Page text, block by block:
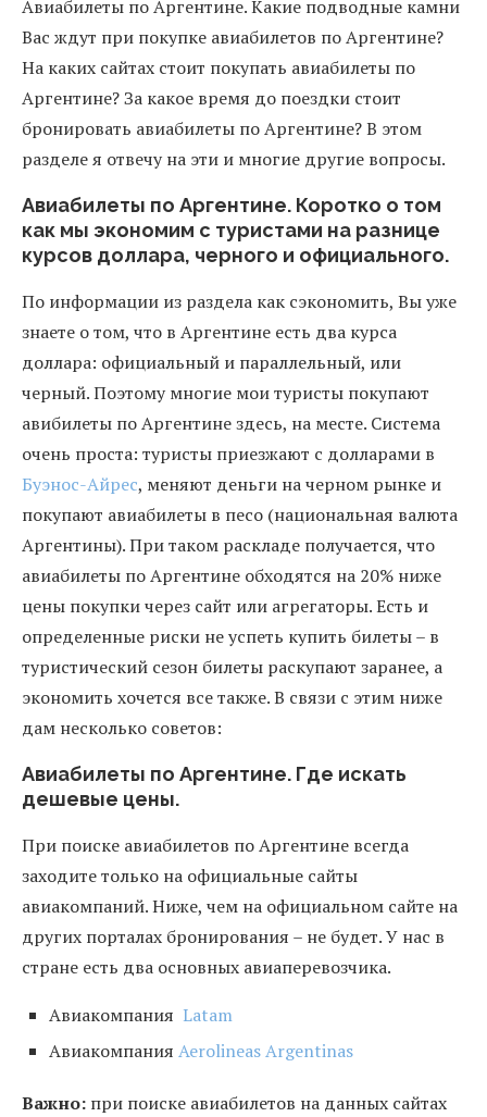
Авиабилеты по Аргентине. Какие подводные камни
Вас ждут при покупке авиабилетов по Аргентине?
На каких сайтах стоит покупать авиабилеты по
Аргентине? За какое время до поездки стоит
бронировать авиабилеты по Аргентине? В этом
разделе я отвечу на эти и многие другие вопросы.
Авиабилеты по Аргентине. Коротко о том
как мы экономим с туристами на разнице
курсов доллара, черного и официального.
По информации из раздела как сэкономить, Вы уже
знаете о том, что в Аргентине есть два курса
доллара: официальный и параллельный, или
черный. Поэтому многие мои туристы покупают
авибилеты по Аргентине здесь, на месте. Система
очень проста: туристы приезжают с долларами в
Буэнос-Айрес, меняют деньги на черном рынке и
покупают авиабилеты в песо (национальная валюта
Аргентины). При таком раскладе получается, что
авиабилеты по Аргентине обходятся на 20% ниже
цены покупки через сайт или агрегаторы. Есть и
определенные риски не успеть купить билеты – в
туристический сезон билеты раскупают заранее, а
экономить хочется все также. В связи с этим ниже
дам несколько советов:
Авиабилеты по Аргентине. Где искать
дешевые цены.
При поиске авиабилетов по Аргентине всегда
заходите только на официальные сайты
авиакомпаний. Ниже, чем на официальном сайте на
других порталах бронирования – не будет. У нас в
стране есть два основных авиаперевозчика.
Авиакомпания Latam
Авиакомпания Aerolineas Argentinas
Важно: при поиске авиабилетов на данных сайтах